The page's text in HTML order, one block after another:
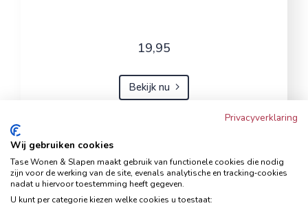
19,95
Bekijk nu
Hoekbank Famanti lichtgrijs
rechts
Hoekbanken
Privacyverklaring
Wij gebruiken cookies
Tase Wonen & Slapen maakt gebruik van functionele cookies die nodig
zijn voor de werking van de site, evenals analytische en tracking‑cookies
nadat u hiervoor toestemming heeft gegeven.
U kunt per categorie kiezen welke cookies u toestaat: